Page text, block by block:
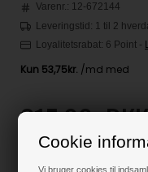
Cookie
Vi bruger cookies til
Varenr.: 12-672144
Leveringstid: 1 til 2
Loyalitetsrabat: 6 Point -
215,00DKK